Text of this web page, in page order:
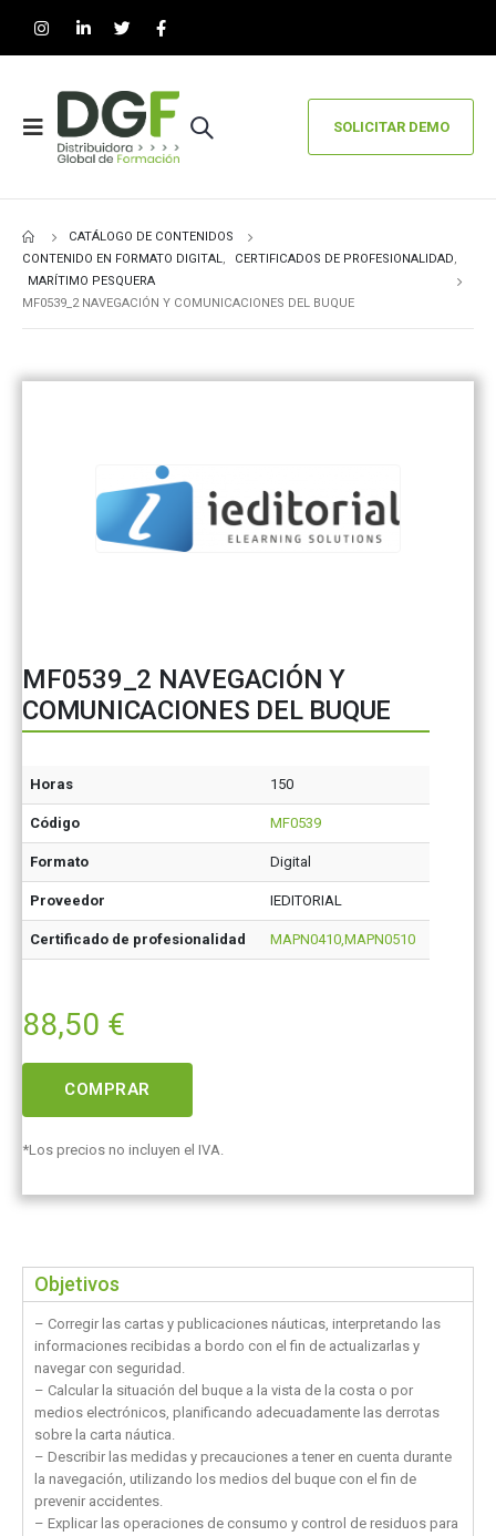
SOLICITAR DEMO
CATÁLOGO DE CONTENIDOS
CONTENIDO EN FORMATO DIGITAL, CERTIFICADOS DE PROFESIONALIDAD,
MARÍTIMO PESQUERA
MF0539_2 NAVEGACIÓN Y COMUNICACIONES DEL BUQUE
MF0539_2 NAVEGACIÓN Y
COMUNICACIONES DEL BUQUE
Horas 150
Código MF0539
Formato Digital
Proveedor IEDITORIAL
Certificado de profesionalidad MAPN0410,MAPN0510
88,50 €
COMPRAR
*Los precios no incluyen el IVA.
Objetivos
– Corregir las cartas y publicaciones náuticas, interpretando las
informaciones recibidas a bordo con el fin de actualizarlas y
navegar con seguridad.
– Calcular la situación del buque a la vista de la costa o por
medios electrónicos, planificando adecuadamente las derrotas
sobre la carta náutica.
– Describir las medidas y precauciones a tener en cuenta durante
la navegación, utilizando los medios del buque con el fin de
prevenir accidentes.
– Explicar las operaciones de consumo y control de residuos para